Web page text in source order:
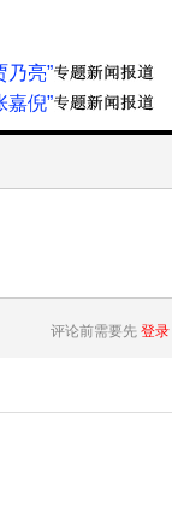
乃亮”
嘉倪”
评论前需要先 登录